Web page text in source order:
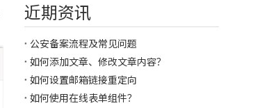
近期资讯
公安备案流程及常见问题
如何添加文章、修改文章内容？
如何设置邮箱链接重定向
如何使用在线表单组件？